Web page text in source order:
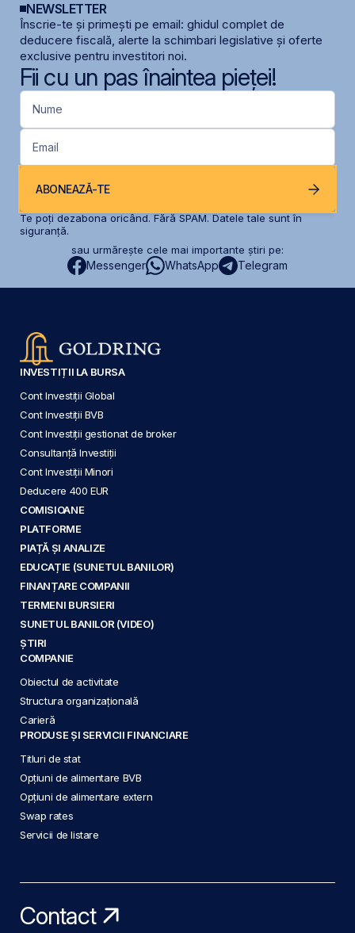
NEWSLETTER
Înscrie-te și primești pe email: ghidul complet de
deducere fiscală, alerte la schimbari legislative și oferte
exclusive pentru investitori noi.
Fii cu un pas înaintea pieței!
Nume
Email
ABONEAZĂ-TE
Te poți dezabona oricând. Fără SPAM. Datele tale sunt în
siguranță.
sau urmărește cele mai importante știri pe:
Messenger WhatsApp Telegram
INVESTIȚII LA BURSA
Cont Investiții Global
Cont Investiții BVB
Cont Investiții gestionat de broker
Consultanță Investiții
Cont Investiții Minori
Deducere 400 EUR
COMISIOANE
PLATFORME
PIAȚĂ ȘI ANALIZE
EDUCAȚIE (SUNETUL BANILOR)
FINANȚARE COMPANII
TERMENI BURSIERI
SUNETUL BANILOR (VIDEO)
ȘTIRI
COMPANIE
Obiectul de activitate
Structura organizațională
Carieră
PRODUSE ȘI SERVICII FINANCIARE
Titluri de stat
Opțiuni de alimentare BVB
Opțiuni de alimentare extern
Swap rates
Servicii de listare
Contact